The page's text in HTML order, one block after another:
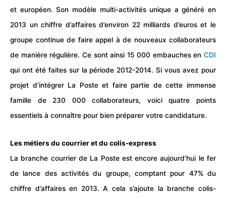
et européen. Son modèle multi-activités unique a généré en
2013 un chiffre d’affaires d’environ 22 milliards d’euros et le
groupe continue de faire appel à de nouveaux collaborateurs
de manière régulière. Ce sont ainsi 15 000 embauches en CDI
qui ont été faites sur la période 2012-2014. Si vous avez pour
projet d’intégrer La Poste et faire partie de cette immense
famille de 230 000 collaborateurs, voici quatre points
essentiels à connaître pour bien préparer votre candidature.
Les métiers du courrier et du colis-express
La branche courrier de La Poste est encore aujourd’hui le fer
de lance des activités du groupe, comptant pour 47% du
chiffre d’affaires en 2013. A cela s’ajoute la branche colis-